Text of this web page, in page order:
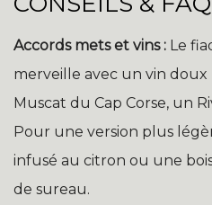
Accords mets et vins : Le
merveille avec un vin
Muscat du Cap Corse, un
Pour une version plus
infusé au citron ou une
de sureau.